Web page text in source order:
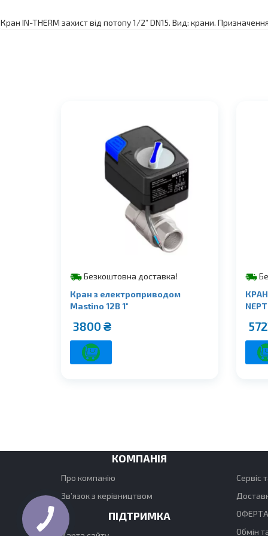
Кран IN-THERM захист від потопу 1/2” DN15. Вид: крани.
Безкоштовна доставка!
Кран з електроприводом
Mastino 12В 1″
3800 ₴
КОМПАНІЯ
Про компанію
Зв’язок з керівництвом
ПІДТРИМКА
Сервіс
ОФЕРТА
Обмін